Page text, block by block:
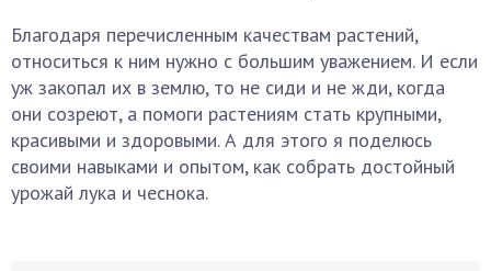
Благодаря перечисленным качествам растений,
относиться к ним нужно с большим уважением. И если
уж закопал их в землю, то не сиди и не жди, когда
они созреют, а помоги растениям стать крупными,
красивыми и здоровыми. А для этого я поделюсь
своими навыками и опытом, как собрать достойный
урожай лука и чеснока.